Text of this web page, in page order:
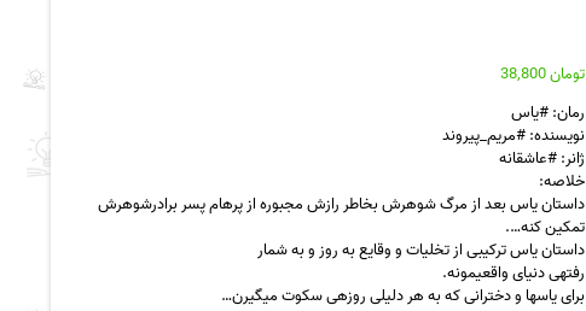
تومان38,800
رمان: #یاس
نویسنده: #مریم_پیروند
ژانر: #عاشقانه
خلاصه:
داستان یاس بعد از مرگ شوهرش بخاطر رازش مجبوره از پرهام پسر برادرشوهرش
تمکین کنه….
داستان یاس ترکیبی از تخلیات و وقایع به روز و به شمار
رفتهی دنیای واقعیمونه.
برای یاسها و دخترانی که به هر دلیلی روزهی سکوت میگیرن…